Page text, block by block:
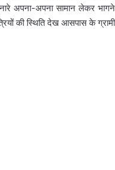
अपना-अपना सामान लेकर
की स्थिति देख आसपास के